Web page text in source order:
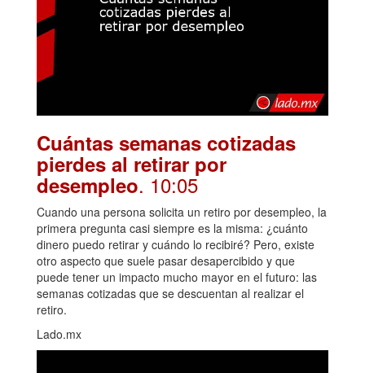
Cuántas semanas cotizadas
pierdes al retirar por
desempleo. 10:05
Cuando una persona solicita un retiro por desempleo, la
primera pregunta casi siempre es la misma: ¿cuánto
dinero puedo retirar y cuándo lo recibiré? Pero, existe
otro aspecto que suele pasar desapercibido y que
puede tener un impacto mucho mayor en el futuro: las
semanas cotizadas que se descuentan al realizar el
retiro.
Lado.mx